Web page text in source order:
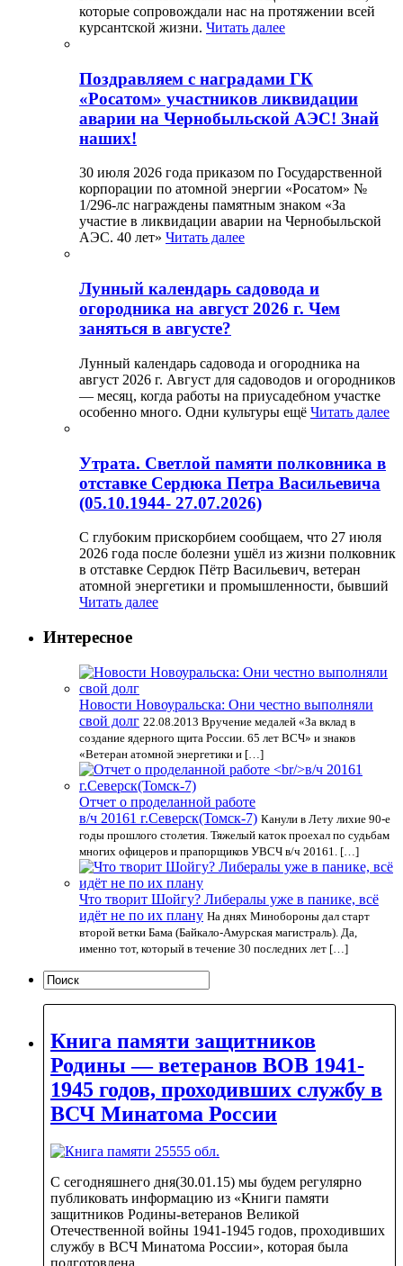
которые сопровождали нас на протяжении всей
курсантской жизни. Читать далее
Поздравляем с наградами ГК
«Росатом» участников ликвидации
аварии на Чернобыльской АЭС! Знай
наших!
30 июля 2026 года приказом по Государственной
корпорации по атомной энергии «Росатом» №
1/296-лс награждены памятным знаком «За
участие в ликвидации аварии на Чернобыльской
АЭС. 40 лет» Читать далее
Лунный календарь садовода и
огородника на август 2026 г. Чем
заняться в августе?
Лунный календарь садовода и огородника на
август 2026 г. Август для садоводов и огородников
— месяц, когда работы на приусадебном участке
особенно много. Одни культуры ещё Читать далее
Утрата. Светлой памяти полковника в
отставке Сердюка Петра Васильевича
(05.10.1944- 27.07.2026)
С глубоким прискорбием сообщаем, что 27 июля
2026 года после болезни ушёл из жизни полковник
в отставке Сердюк Пётр Васильевич, ветеран
атомной энергетики и промышленности, бывший
Читать далее
Интересное
Новости Новоуральска: Они честно выполняли
свой долг 22.08.2013 Вручение медалей «За вклад в
создание ядерного щита России. 65 лет ВСЧ» и знаков
«Ветеран атомной энергетики и […]
Отчет о проделанной работе
в/ч 20161 г.Северск(Томск-7) Канули в Лету лихие 90-е
годы прошлого столетия. Тяжелый каток проехал по судьбам
многих офицеров и прапорщиков УВСЧ в/ч 20161. […]
Что творит Шойгу? Либералы уже в панике, всё
идёт не по их плану На днях Минобороны дал старт
второй ветки Бама (Байкало-Амурская магистраль). Да,
именно тот, который в течение 30 последних лет […]
Книга памяти защитников
Родины — ветеранов ВОВ 1941-
1945 годов, проходивших службу в
ВСЧ Минатома России
С сегодняшнего дня(30.01.15) мы будем регулярно
публиковать информацию из «Книги памяти
защитников Родины-ветеранов Великой
Отечественной войны 1941-1945 годов, проходивших
службу в ВСЧ Минатома России», которая была